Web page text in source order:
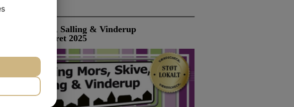
Mors, Skive, Salling & Vinderup
foråret 2025